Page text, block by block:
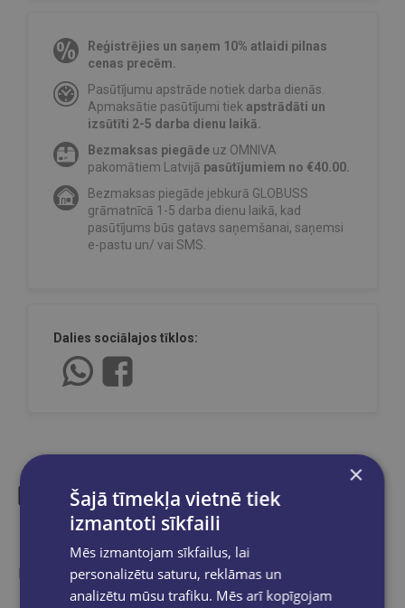
Reģistrējies un saņem 10% atlaidi pilnas
cenas precēm.
Pasūtījumu apstrāde notiek darba dienās.
Apmaksātie pasūtījumi tiek apstrādāti un
izsūtīti 2-5 darba dienu laikā.
Bezmaksas piegāde uz OMNIVA
pakomātiem Latvijā pasūtījumiem no €40.00.
Bezmaksas piegāde jebkurā GLOBUSS
grāmatnīcā 1-5 darba dienu laikā, kad
pasūtījums būs gatavs saņemšanai, saņemsi
e-pastu un/ vai SMS.
Dalies sociālajos tīklos:
Līdzīgas preces
Ieskaties, varbūt noder
×
Šajā tīmekļa vietnē tiek
izmantoti sīkfaili
Mēs izmantojam sīkfailus, lai
personalizētu saturu, reklāmas un
analizētu mūsu trafiku. Mēs arī kopīgojam